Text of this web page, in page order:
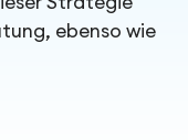
ebenso wie